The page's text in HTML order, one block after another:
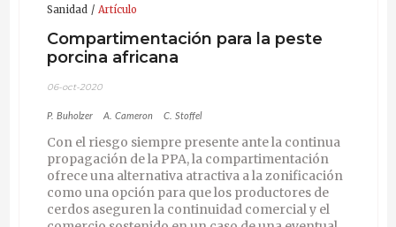
Sanidad Artículo
Compartimentación para la peste
porcina africana
06-oct-2020
P. Buholzer A. Cameron C. Stoffel
Con el riesgo siempre presente ante la continua
propagación de la PPA, la compartimentación
ofrece una alternativa atractiva a la zonificación
como una opción para que los productores de
cerdos aseguren la continuidad comercial y el